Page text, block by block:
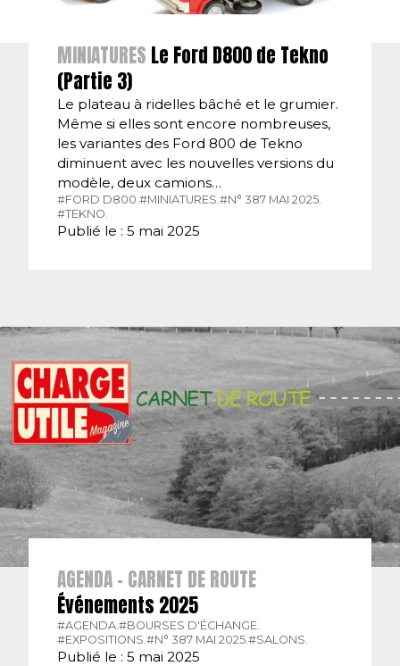
MINIATURES Le Ford D800 de Tekno
(Partie 3)
Le plateau à ridelles bâché et le grumier.
Même si elles sont encore nombreuses,
les variantes des Ford 800 de Tekno
diminuent avec les nouvelles versions du
modèle, deux camions…
#FORD D800.#MINIATURES.#N° 387 MAI 2025.
#TEKNO.
Publié le : 5 mai 2025
AGENDA - CARNET DE ROUTE
Événements 2025
#AGENDA. #BOURSES D'ÉCHANGE.
#EXPOSITIONS. #N° 387 MAI 2025. #SALONS.
Publié le : 5 mai 2025